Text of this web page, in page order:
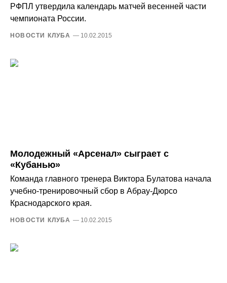
РФПЛ утвердила календарь матчей весенней части
чемпионата России.
НОВОСТИ КЛУБА — 10.02.2015
Молодежный «Арсенал» сыграет с
«Кубанью»
Команда главного тренера Виктора Булатова начала
учебно-тренировочный сбор в Абрау-Дюрсо
Краснодарского края.
НОВОСТИ КЛУБА — 10.02.2015